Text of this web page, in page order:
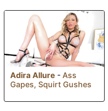
Adira Allure - Ass
Gapes, Squirt Gushes